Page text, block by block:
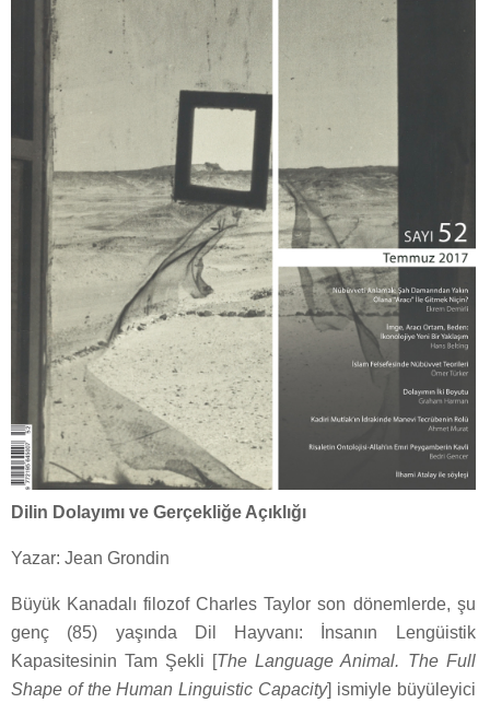
Dilin Dolayımı ve Gerçekliğe Açıklığı
Yazar: Jean Grondin
Büyük Kanadalı filozof Charles Taylor son dönemlerde, şu
genç (85) yaşında Dil Hayvanı: İnsanın Lengüistik
Kapasitesinin Tam Şekli [The Language Animal. The Full
Shape of the Human Linguistic Capacity] ismiyle büyüleyici